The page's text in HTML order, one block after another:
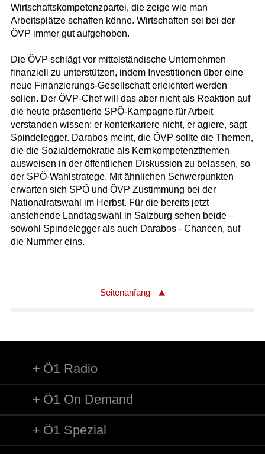
Wirtschaftskompetenzpartei, die zeige wie man
Arbeitsplätze schaffen könne. Wirtschaften sei bei der
ÖVP immer gut aufgehoben.
Die ÖVP schlägt vor mittelständische Unternehmen
finanziell zu unterstützen, indem Investitionen über eine
neue Finanzierungs-Gesellschaft erleichtert werden
sollen. Der ÖVP-Chef will das aber nicht als Reaktion auf
die heute präsentierte SPÖ-Kampagne für Arbeit
verstanden wissen: er konterkariere nicht, er agiere, sagt
Spindelegger. Darabos meint, die ÖVP sollte die Themen,
die die Sozialdemokratie als Kernkompetenzthemen
ausweisen in der öffentlichen Diskussion zu belassen, so
der SPÖ-Wahlstratege. Mit ähnlichen Schwerpunkten
erwarten sich SPÖ und ÖVP Zustimmung bei der
Nationalratswahl im Herbst. Für die bereits jetzt
anstehende Landtagswahl in Salzburg sehen beide –
sowohl Spindelegger als auch Darabos - Chancen, auf
die Nummer eins.
Seitenanfang
Ö1 Radio
Ö1 On Demand
Ö1 Spezial